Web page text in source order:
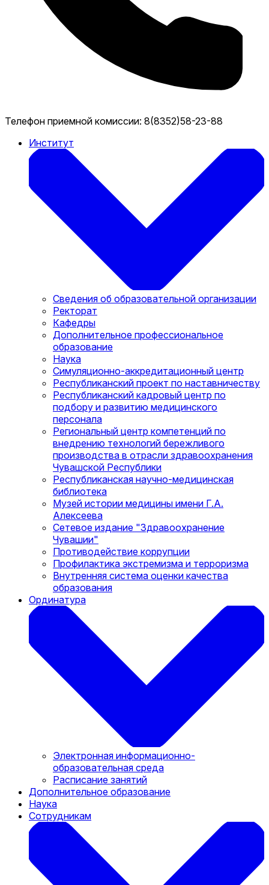
Телефон приемной комиссии: 8(8352)58-23-88
Институт
Сведения об образовательной организации
Ректорат
Кафедры
Дополнительное профессиональное
образование
Наука
Симуляционно-аккредитационный центр
Республиканский проект по наставничеству
Республиканский кадровый центр по
подбору и развитию медицинского
персонала
Региональный центр компетенций по
внедрению технологий бережливого
производства в отрасли здравоохранения
Чувашской Республики
Республиканская научно-медицинская
библиотека
Музей истории медицины имени Г.А.
Алексеева
Сетевое издание "Здравоохранение
Чувашии"
Противодействие коррупции
Профилактика экстремизма и терроризма
Внутренняя система оценки качества
образования
Ординатура
Электронная информационно-
образовательная среда
Расписание занятий
Дополнительное образование
Наука
Сотрудникам